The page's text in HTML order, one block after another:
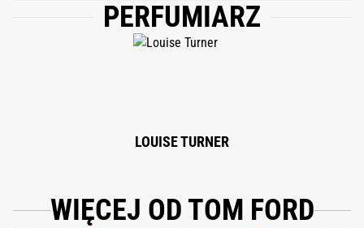
ALCOHOL DENAT., WATER/AQUA/EAU, FRAGRANCE (PARFUM), BENZYL
SALICYLATE, LINALOOL, HEXYL CINNAMAL, ALPHA-ISOMETHYL IONONE,
HYDROXYCITRONELLAL, BENZYL BENZOATE, GERANIOL, LIMONENE,
PENTAERYTHRITYL TETRA-DI-T-BUTYL HYDROXYHYDROCINNAMATE.
PERFUMIARZ
LOUISE TURNER
WIĘCEJ OD TOM FORD